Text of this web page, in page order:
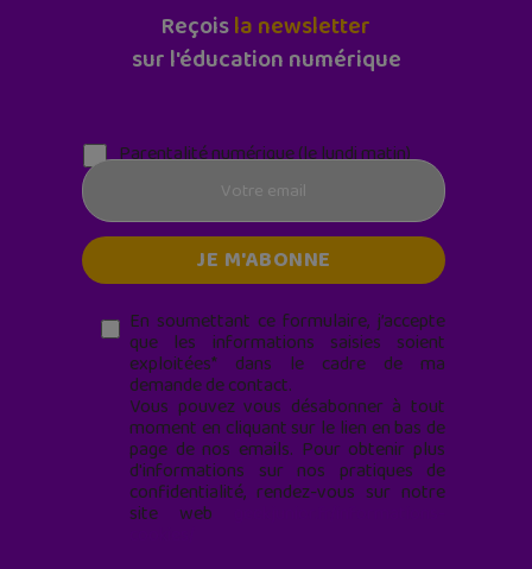
Reçoisla newsletter
sur l'éducation numérique
Parentalité numérique (le lundi matin)
En soumettant ce formulaire, j’accepte
que les informations saisies soient
exploitées* dans le cadre de ma
demande de contact.
Vous pouvez vous désabonner à tout
moment en cliquant sur le lien en bas de
page de nos emails. Pour obtenir plus
d'informations sur nos pratiques de
confidentialité, rendez-vous sur notre
site web